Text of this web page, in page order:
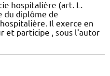
hospitalière (art. L.
du diplôme de
Il exerce en
et participe , sous l'autor